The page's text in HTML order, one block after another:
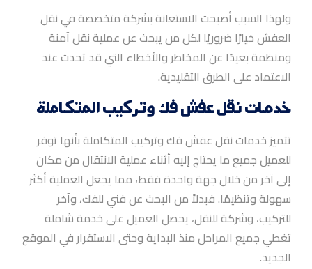
ولهذا السبب أصبحت الاستعانة بشركة متخصصة في نقل
العفش خيارًا ضروريًا لكل من يبحث عن عملية نقل آمنة
ومنظمة بعيدًا عن المخاطر والأخطاء التي قد تحدث عند
الاعتماد على الطرق التقليدية.
خدمات نقل عفش فك وتركيب المتكاملة
تتميز خدمات نقل عفش فك وتركيب المتكاملة بأنها توفر
للعميل جميع ما يحتاج إليه أثناء عملية الانتقال من مكان
إلى آخر من خلال جهة واحدة فقط، مما يجعل العملية أكثر
سهولة وتنظيمًا. فبدلاً من البحث عن فني للفك، وآخر
للتركيب، وشركة للنقل، يحصل العميل على خدمة شاملة
تغطي جميع المراحل منذ البداية وحتى الاستقرار في الموقع
الجديد.